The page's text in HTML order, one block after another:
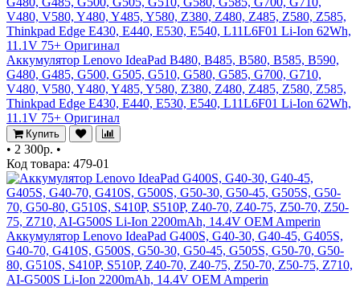
Аккумулятор Lenovo IdeaPad B480, B485, B580, B585, B590,
G480, G485, G500, G505, G510, G580, G585, G700, G710,
V480, V580, Y480, Y485, Y580, Z380, Z480, Z485, Z580, Z585,
Thinkpad Edge E430, E440, E530, E540, L11L6F01 Li-Ion 62Wh,
11.1V 75+ Оригинал
Купить
• 2 300р. •
Код товара: 479-01
Аккумулятор Lenovo IdeaPad G400S, G40-30, G40-45, G405S,
G40-70, G410S, G500S, G50-30, G50-45, G505S, G50-70, G50-
80, G510S, S410P, S510P, Z40-70, Z40-75, Z50-70, Z50-75, Z710,
AI-G500S Li-Ion 2200mAh, 14.4V OEM Amperin